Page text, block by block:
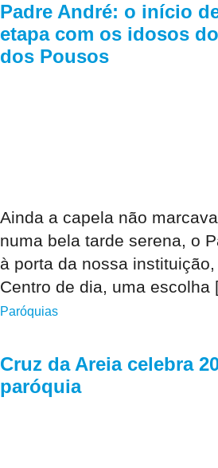
Padre André: o início
etapa com os idosos
dos Pousos
Ainda a capela não
numa bela tarde serena, o
à porta da nossa
Centro de dia, uma
Paróquias
Cruz da Areia celebra
paróquia